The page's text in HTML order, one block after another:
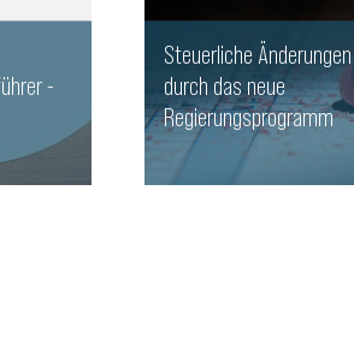
-
Steuerliche Änderungen
durch das neue
Regierungsprogramm